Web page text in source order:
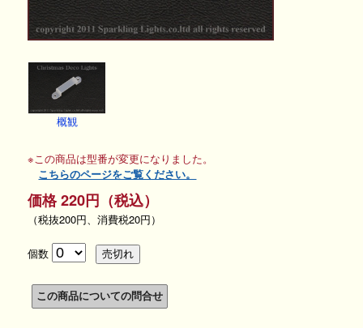
概観
※この商品は型番が変更になりました。
こちらのページをご覧ください。
価格 220円（税込）
（税抜200円、消費税20円）
個数